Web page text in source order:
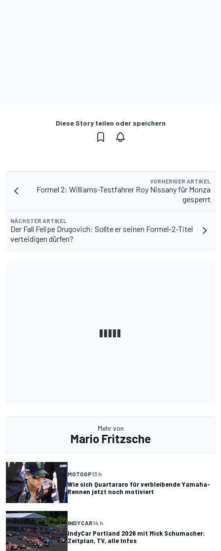
Diese Story teilen oder speichern
VORHERIGER ARTIKEL
Formel 2: Williams-Testfahrer Roy Nissany für Monza
gesperrt
NÄCHSTER ARTIKEL
Der Fall Felipe Drugovich: Sollte er seinen Formel-2-Titel
verteidigen dürfen?
Mehr von
Mario Fritzsche
MOTOGP13 h
Wie sich Quartararo für verbleibende Yamaha-
Rennen jetzt noch motiviert
INDYCAR14 h
IndyCar Portland 2026 mit Mick Schumacher:
Zeitplan, TV, alle Infos